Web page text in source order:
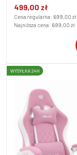
499,00 zł
Cena regularna: 699,00 zł
Najniższa cena: 699,00 zł
WYSYŁKA 24H